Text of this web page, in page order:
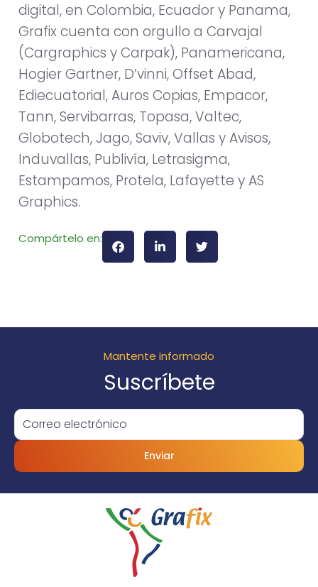
digital, en Colombia, Ecuador y Panama,
Grafix cuenta con orgullo a Carvajal
(Cargraphics y Carpak), Panamericana,
Hogier Gartner, D’vinni, Offset Abad,
Ediecuatorial, Auros Copias, Empacor,
Tann, Servibarras, Topasa, Valtec,
Globotech, Jago, Saviv, Vallas y Avisos,
Induvallas, Publivía, Letrasigma,
Estampamos, Protela, Lafayette y AS
Graphics.
Compártelo en:
Mantente informado
Suscríbete
Enviar